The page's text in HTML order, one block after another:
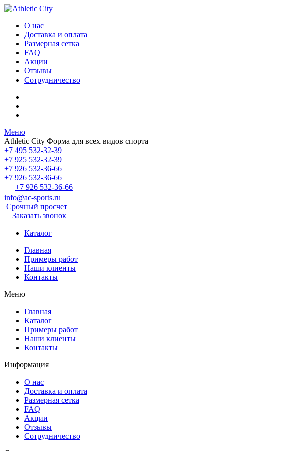
О нас
Доставка и оплата
Размерная сетка
FAQ
Акции
Отзывы
Сотрудничество
Меню
Athletic City Форма для всех видов спорта
+7 495 532-32-39
+7 925 532-32-39
+7 926 532-36-66
+7 926 532-36-66
+7 926 532-36-66
info@ac-sports.ru
Срочный просчет
Заказать звонок
Каталог
Главная
Примеры работ
Наши клиенты
Контакты
Меню
Главная
Каталог
Примеры работ
Наши клиенты
Контакты
Информация
О нас
Доставка и оплата
Размерная сетка
FAQ
Акции
Отзывы
Сотрудничество